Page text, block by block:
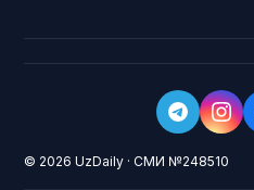
© 2026 UzDaily · СМИ №248510